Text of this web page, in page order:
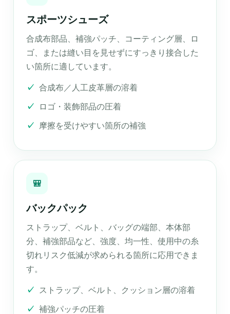
スポーツシューズ
合成布部品、補強パッチ、コーティング層、ロ
ゴ、または縫い目を見せずにすっきり接合した
い箇所に適しています。
合成布／人工皮革層の溶着
ロゴ・装飾部品の圧着
摩擦を受けやすい箇所の補強
🎒
バックパック
ストラップ、ベルト、バッグの端部、本体部
分、補強部品など、強度、均一性、使用中の糸
切れリスク低減が求められる箇所に応用できま
す。
ストラップ、ベルト、クッション層の溶着
補強パッチの圧着